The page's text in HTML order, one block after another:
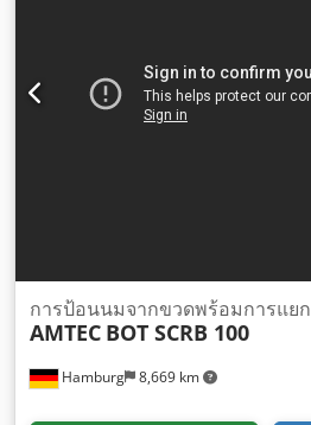
Hamburg 8,669 km
การป้อนนมจากขวดพร้อมการแยก
AMTEC BOT SCRB 100